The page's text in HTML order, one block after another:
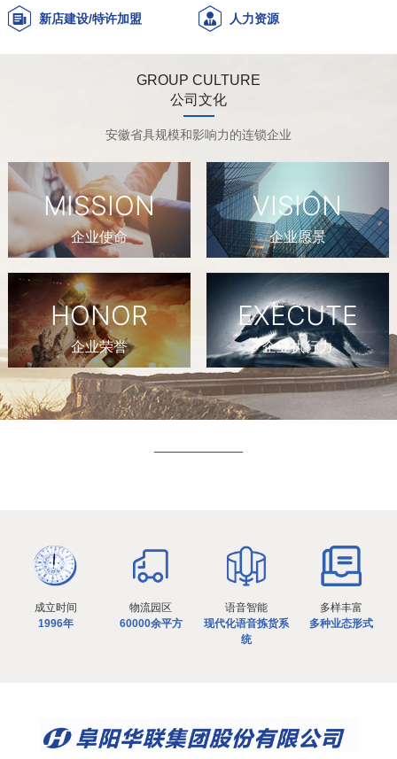
新店建设/特许加盟 人力资源
GROUP CULTURE
公司文化
安徽省具规模和影响力的连锁企业
MISSION
企业使命
VISION
企业愿景
HONOR
企业荣誉
EXECUTE
企业执行力
成立时间
1996年
物流园区
60000余平方
语音智能
现代化语音拣货系
统
多样丰富
多种业态形式